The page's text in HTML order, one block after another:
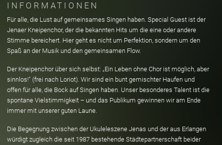
INFORMATIONEN
Für alle, die Lust auf gemeinsames Singen haben. Special Guest ist der
Jenaer Kneipenchor, der die bekannten Hits um die eine oder andere
Stimme bereichert. Hier geht es nicht um Perfektion, sondern um den
Spaß an der Musik und den gemeinsamen Flow.
Der Kneipenchor über sich selbst: „Ein Leben ohne Chor ist möglich, aber
sinnlos!" (frei nach Loriot). Wir sind ein bunt gemischter Haufen und
offen für alle, die Bock auf Singen haben. Unser besonderes Talent ist die
spontane Vielstimmigkeit – und das Publikum gewinnen wir am Ende
immer mit unserer guten Laune.
Die Begegnung zwischen der Ukuleleszene Jenas und der aus Erlangen
würdigt zugleich die seit 1987 bestehende Städtepartnerschaft beider